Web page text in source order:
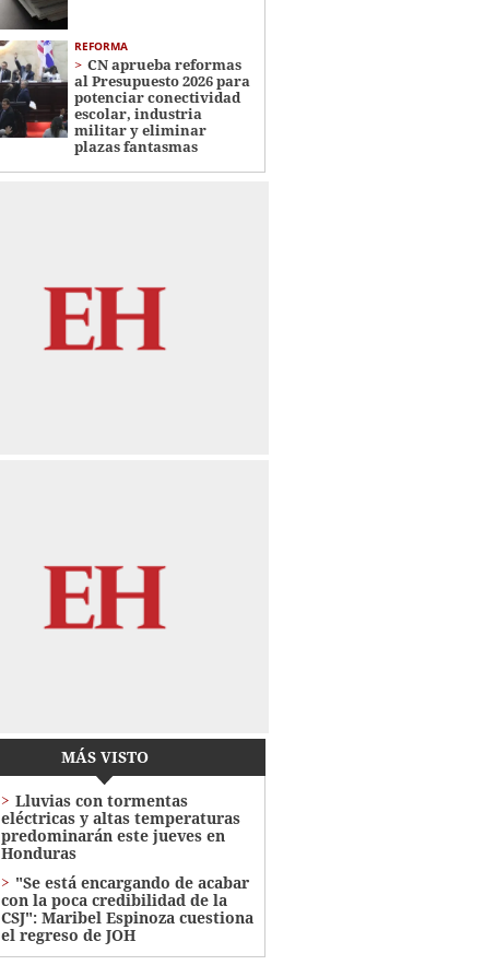
REFORMA
CN aprueba reformas
al Presupuesto 2026 para
potenciar conectividad
escolar, industria
militar y eliminar
plazas fantasmas
MÁS VISTO
Lluvias con tormentas
eléctricas y altas temperaturas
predominarán este jueves en
Honduras
"Se está encargando de acabar
con la poca credibilidad de la
CSJ": Maribel Espinoza cuestiona
el regreso de JOH